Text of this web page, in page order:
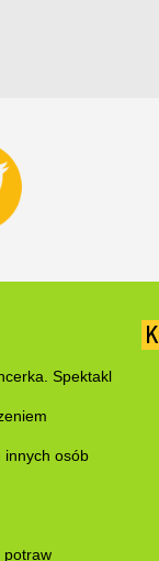
Spektakl
innych osób
potraw